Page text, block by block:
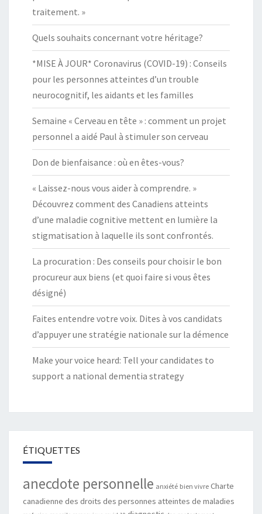
traitement. »
Quels souhaits concernant votre héritage?
*MISE À JOUR* Coronavirus (COVID-19) : Conseils
pour les personnes atteintes d’un trouble
neurocognitif, les aidants et les familles
Semaine « Cerveau en tête » : comment un projet
personnel a aidé Paul à stimuler son cerveau
Don de bienfaisance : où en êtes-vous?
« Laissez-nous vous aider à comprendre. »
Découvrez comment des Canadiens atteints
d’une maladie cognitive mettent en lumière la
stigmatisation à laquelle ils sont confrontés.
La procuration : Des conseils pour choisir le bon
procureur aux biens (et quoi faire si vous êtes
désigné)
Faites entendre votre voix. Dites à vos candidats
d’appuyer une stratégie nationale sur la démence
Make your voice heard: Tell your candidates to
support a national dementia strategy
ÉTIQUETTES
anecdote personnelle anxiété bien vivre Charte
canadienne des droits des personnes atteintes de maladies